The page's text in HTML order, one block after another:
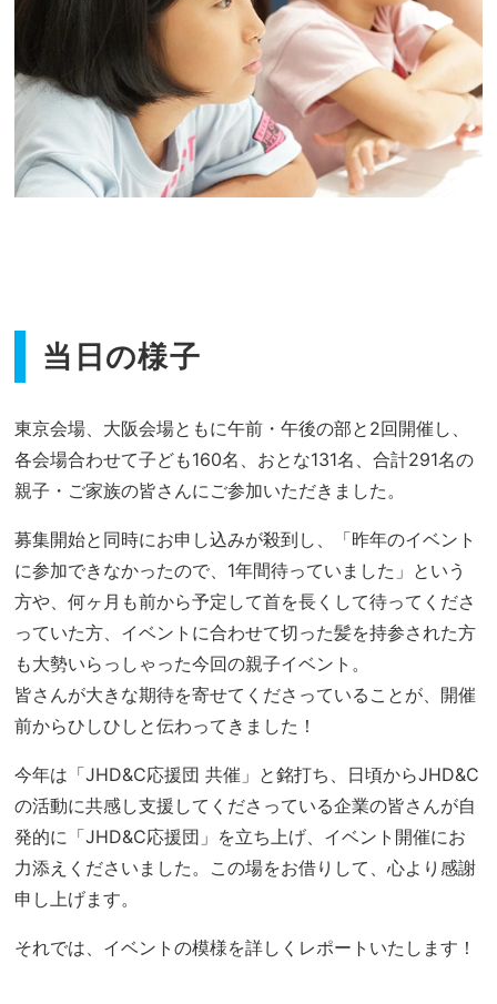
当日の様子
東京会場、大阪会場ともに午前・午後の部と2回開催し、
各会場合わせて子ども160名、おとな131名、合計291名の
親子・ご家族の皆さんにご参加いただきました。
募集開始と同時にお申し込みが殺到し、「昨年のイベント
に参加できなかったので、1年間待っていました」という
方や、何ヶ月も前から予定して首を長くして待ってくださ
っていた方、イベントに合わせて切った髪を持参された方
も大勢いらっしゃった今回の親子イベント。
皆さんが大きな期待を寄せてくださっていることが、開催
前からひしひしと伝わってきました！
今年は「JHD&C応援団 共催」と銘打ち、日頃からJHD&C
の活動に共感し支援してくださっている企業の皆さんが自
発的に「JHD&C応援団」を立ち上げ、イベント開催にお
力添えくださいました。この場をお借りして、心より感謝
申し上げます。
それでは、イベントの模様を詳しくレポートいたします！